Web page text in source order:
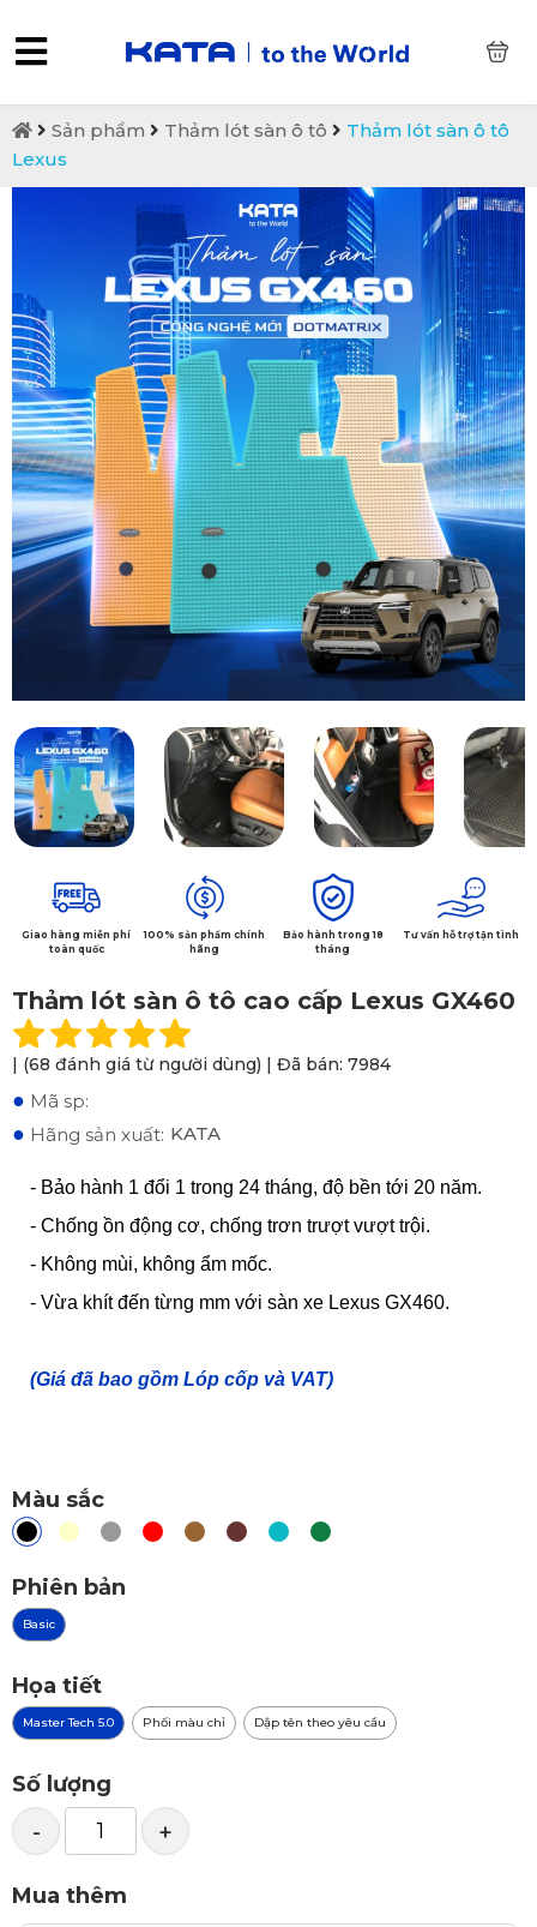
Sản phẩm Thảm lót sàn ô tô
Thảm lót sàn ô tô
Lexus
Giao hàng miễn phí
toàn quốc
100% sản phẩm chính
hãng
Bảo hành trong 18
tháng
Tư vấn hỗ trợ tận tình
Thảm lót sàn ô tô cao cấp Lexus GX460
| (68 đánh giá từ người dùng) | Đã bán: 7984
● Mã sp:
● Hãng sản xuất: KATA
- Bảo hành 1 đổi 1 trong 24 tháng, độ bền tới 20 năm.
- Chống ồn động cơ, chống trơn trượt vượt trội.
- Không mùi, không ẩm mốc.
- Vừa khít đến từng mm với sàn xe Lexus GX460.
(Giá đã bao gồm Lóp cốp và VAT)
Màu sắc
Phiên bản
Basic
Họa tiết
Master Tech 5.0 Phối màu chỉ Dập tên theo yêu cầu
Số lượng
- +
Mua thêm